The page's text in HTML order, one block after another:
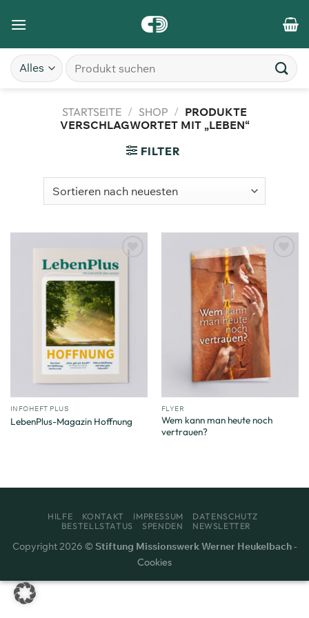
STARTSEITE / SHOP / PRODUKTE
VERSCHLAGWORTET MIT „LEBEN“
FILTER
Zum
Merkzettel
hinzufügen
INFOHEFT PLUS
LebenPlus-Magazin Hoffnung
Zum
Merkzettel
hinzufügen
FLYER
Wem kann man heute noch
vertrauen?
HILFE KONTAKT IMPRESSUM
DATENSCHUTZ
BESTELLSTATUS
SPENDEN NEWSLETTER
Copyright 2026 © Stiftung Missionswerk Werner Heukelbach-
Cookies